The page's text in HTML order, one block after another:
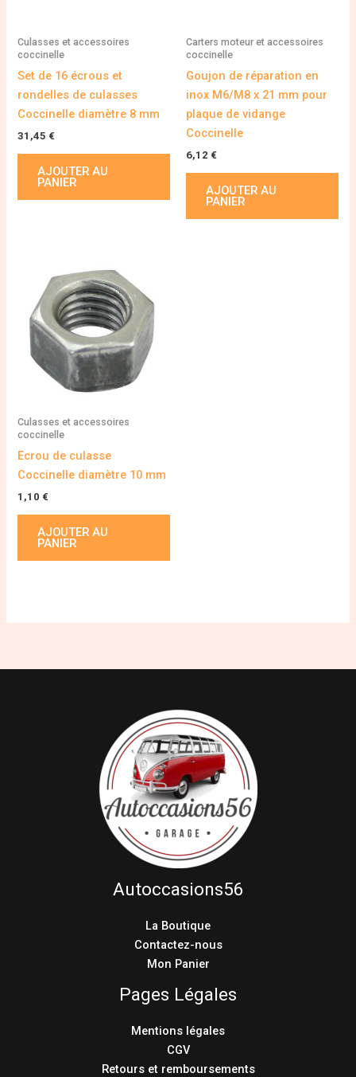
Culasses et accessoires
coccinelle
Set de 16 écrous et
rondelles de culasses
Coccinelle diamètre 8 mm
31,45 €
AJOUTER AU
PANIER
Carters moteur et accessoires
coccinelle
Goujon de réparation en
inox M6/M8 x 21 mm pour
plaque de vidange
Coccinelle
6,12 €
AJOUTER AU
PANIER
Culasses et accessoires
coccinelle
Ecrou de culasse
Coccinelle diamètre 10 mm
1,10 €
AJOUTER AU
PANIER
Autoccasions56
La Boutique
Contactez-nous
Mon Panier
Pages Légales
Mentions légales
CGV
Retours et remboursements